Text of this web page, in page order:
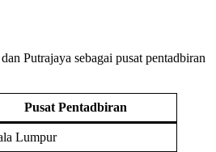
Putrajaya sebagai pusat pentadbiran
Pusat Pentadbiran
Lumpur